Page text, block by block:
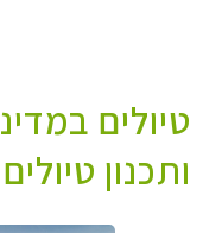
טיולים
ותכנון